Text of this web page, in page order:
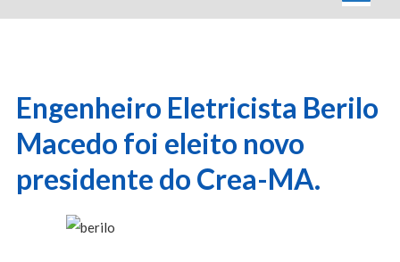
Engenheiro Eletricista Berilo
Macedo foi eleito novo
presidente do Crea-MA.